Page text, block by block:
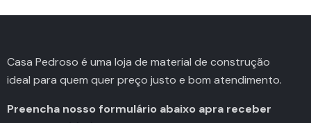
Casa Pedroso é uma loja de material de construção
ideal para quem quer preço justo e bom atendimento.
Preencha nosso formulário abaixo apra receber